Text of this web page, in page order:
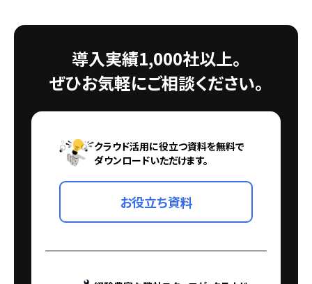
導入実績1,000社以上。
ぜひお気軽にご相談ください。
クラウド活用に役立つ資料を無料で
ダウンロードいただけます。
お役立ち資料